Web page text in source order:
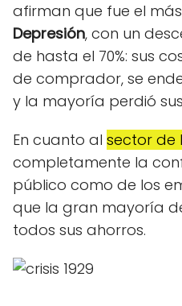
afirman que fue el
Depresión, con un
de hasta el 70%: sus
de comprador, se
y la mayoría perdió
En cuanto al sector de
completamente la
público como de los
que la gran mayoría
todos sus ahorros.